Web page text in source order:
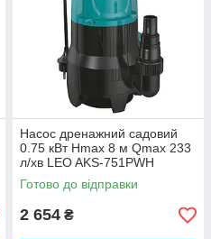
Насос дренажний садовий
0.75 кВт Hmax 8 м Qmax 233
л/хв LEO AKS-751PWH
(773248)
Готово до відправки
2 654 ₴